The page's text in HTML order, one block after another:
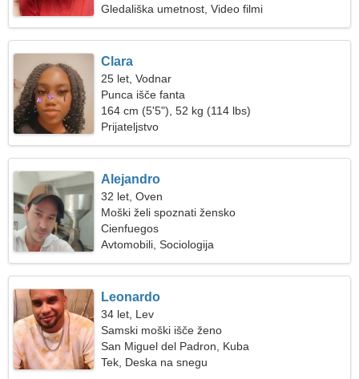
Gledališka umetnost, Video filmi
Clara
25 let, Vodnar
Punca išče fanta
164 cm (5'5"), 52 kg (114 lbs)
Prijateljstvo
Alejandro
32 let, Oven
Moški želi spoznati žensko
Cienfuegos
Avtomobili, Sociologija
Leonardo
34 let, Lev
Samski moški išče ženo
San Miguel del Padron, Kuba
Tek, Deska na snegu